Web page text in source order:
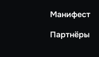
Манифест
Партнёры